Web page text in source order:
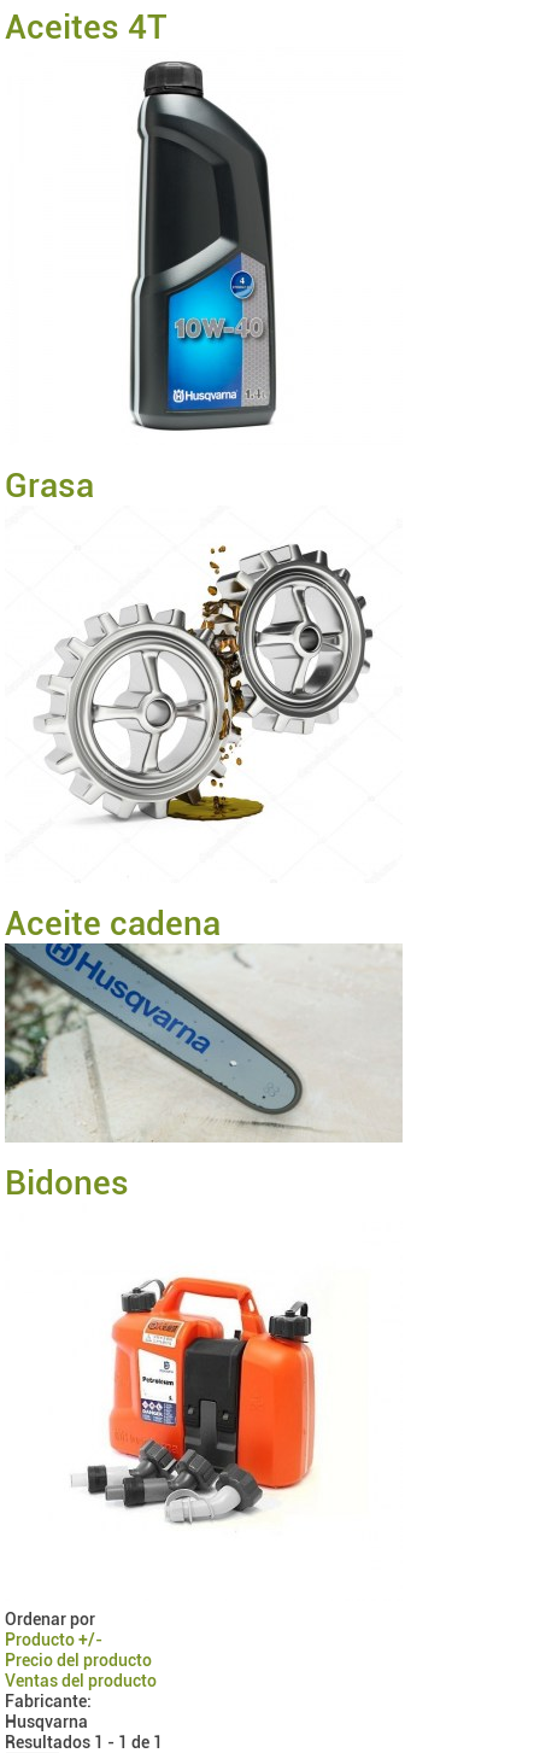
Aceites 4T
Grasa
Aceite cadena
Bidones
Ordenar por
Producto +/-
Precio del producto
Ventas del producto
Fabricante:
Husqvarna
Resultados 1 - 1 de 1